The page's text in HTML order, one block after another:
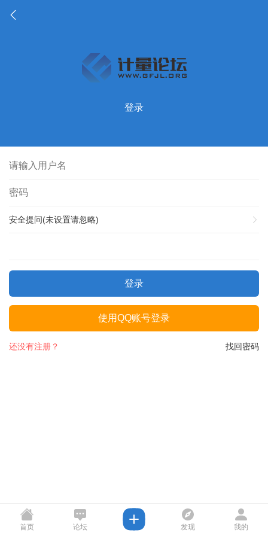
登录
安全提问(未设置请忽略)
登录
使用QQ账号登录
找回密码
还没有注册？
首页 论坛 发现 我的